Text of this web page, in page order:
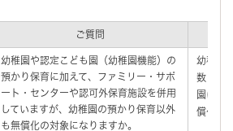
ご質問
幼稚園や認定こども園（幼稚園機能）の
預かり保育に加えて、ファミリー・サポ
ート・センターや認可外保育施設を併用
していますが、幼稚園の預かり保育以外
も無償化の対象になりますか。
幼稚園
数・時
園に通
償化の